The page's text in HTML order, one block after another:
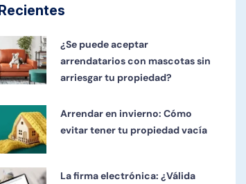
Recientes
¿Se puede aceptar
arrendatarios con mascotas sin
arriesgar tu propiedad?
Arrendar en invierno: Cómo
evitar tener tu propiedad vacía
La firma electrónica: ¿Válida